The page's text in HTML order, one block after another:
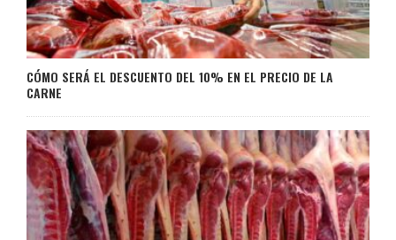
CÓMO SERÁ EL DESCUENTO DEL 10% EN EL PRECIO DE LA
CARNE